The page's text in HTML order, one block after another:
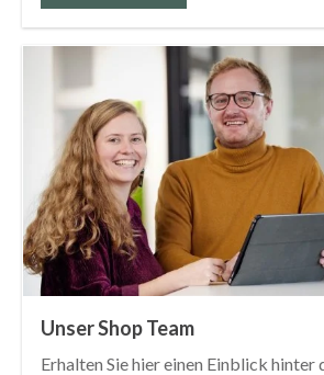
Unser Shop Team
Erhalten Sie hier einen Einblick hinter